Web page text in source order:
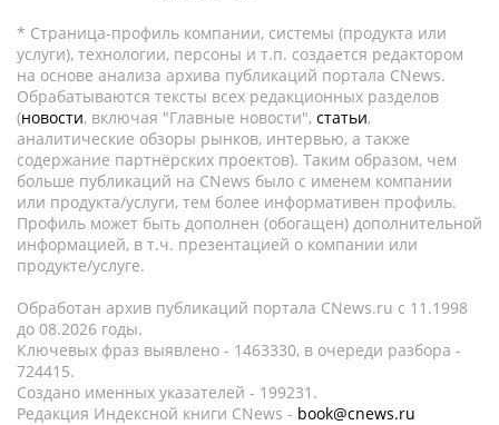
* Страница-профиль компании, системы (продукта или
услуги), технологии, персоны и т.п. создается редактором
на основе анализа архива публикаций портала CNews.
Обрабатываются тексты всех редакционных разделов
(новости, включая "Главные новости", статьи,
аналитические обзоры рынков, интервью, а также
содержание партнёрских проектов). Таким образом, чем
больше публикаций на CNews было с именем компании
или продукта/услуги, тем более информативен профиль.
Профиль может быть дополнен (обогащен) дополнительной
информацией, в т.ч. презентацией о компании или
продукте/услуге.
Обработан архив публикаций портала CNews.ru c 11.1998
до 08.2026 годы.
Ключевых фраз выявлено - 1463330, в очереди разбора -
724415.
Создано именных указателей - 199231.
Редакция Индексной книги CNews - book@cnews.ru